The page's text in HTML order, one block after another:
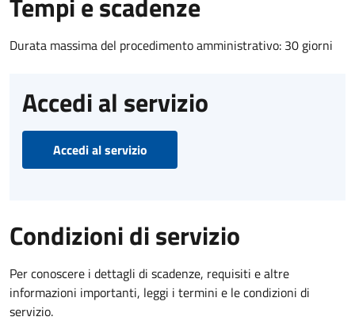
Durata massima del procedimento amministrativo: 30 giorni
Accedi al servizio
Accedi al servizio
Condizioni di servizio
Per conoscere i dettagli di scadenze, requisiti e altre
informazioni importanti, leggi i termini e le condizioni di
servizio.